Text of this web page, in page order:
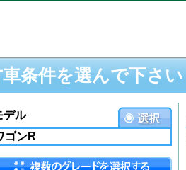
条件を選んで下さい
デル